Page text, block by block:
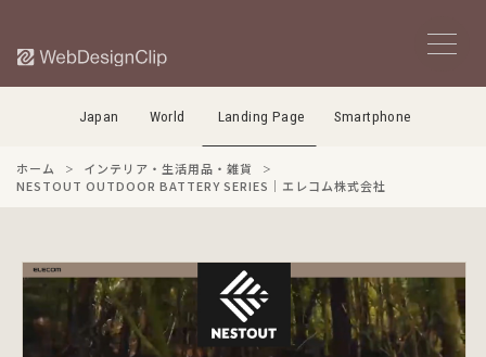
Japan World Landing Page Smartphone
ホーム
インテリア・生活用品・雑貨
NESTOUT OUTDOOR BATTERY SERIES｜エレコム株式会社